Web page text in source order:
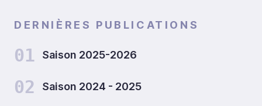
DERNIÈRES PUBLICATIONS
01 Saison 2025-2026
02 Saison 2024 - 2025